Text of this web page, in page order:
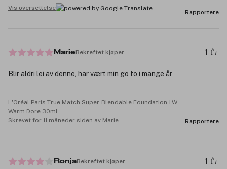
Vis oversettelse
Rapportere
MarieBekreftet kjøper 1
Blir aldri lei av denne, har vært min go to i mange år
L'Oréal Paris True Match Super-Blendable Foundation 1.W
Warm Dore 30ml
Skrevet for 11 måneder siden av Marie
Rapportere
RonjaBekreftet kjøper 1